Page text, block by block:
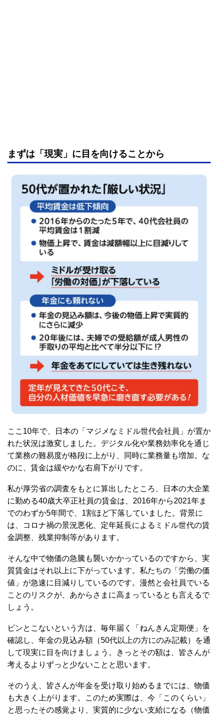
まずは「現実」に目を向けることから
ここ10年で、日本の「マジメなミドル世代会社員」が置か
れた状況は激変しました。デジタル化や業務効率化を通じ
て業務の難易度が格段に上がり、同時に業務量も増加。な
のに、賃金は緩やかな右肩下がりです。
私が厚労省の調査をもとに算出したところ、日本の大企業
に勤める40歳大卒正社員の賃金は、2016年から2021年ま
でのわずか5年間で、1割ほど下落していました。背景に
は、コロナ禍の景況悪化、定年延長によるミドル世代の賃
金調整、残業抑制等があります。
そんな中で物価の急騰も襲いかかっているのですから、実
質賃金はそれ以上に下がっています。私たちの「労働の価
値」が急速に目減りしているのです。漫然と会社員でいる
ことのリスクが、あからさまに高まっているとも言えるで
しょう。
ピンとこないという方は、毎年届く「ねんきん定期便」を
確認し、年金の見込み額（50代以上の方にのみ記載）を通
して現実に目を向けましょう。きっとその額は、皆さんが
考えるよりずっと少ないことと思います。
そのうえ、皆さんが年金を受け取り始めるまでには、物価
も大きく上がります。このため実際は、今「このくらい」
と思ったその感覚より、実質的に少ない支給になる（物価